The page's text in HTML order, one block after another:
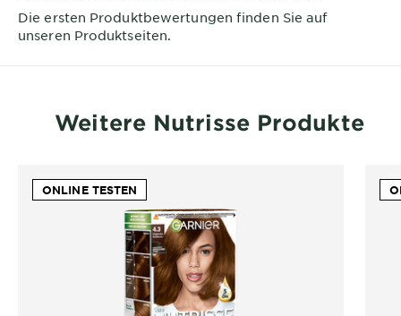
Die ersten Produktbewertungen finden Sie auf
unseren Produktseiten.
Weitere Nutrisse Produkte
ONLINE TESTEN